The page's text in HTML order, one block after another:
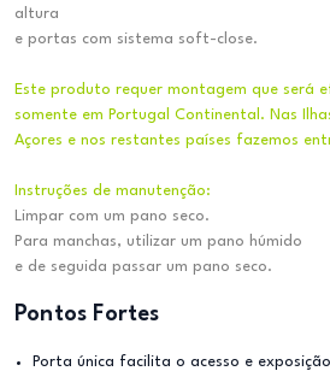
altura
e portas com sistema soft-close.
Este produto requer montagem que será
somente em Portugal Continental. Nas
Açores e nos restantes países fazemos
Instruções de manutenção:
Limpar com um pano seco.
Para manchas, utilizar um pano húmido
e de seguida passar um pano seco.
Pontos Fortes
Porta única facilita o acesso e exposição